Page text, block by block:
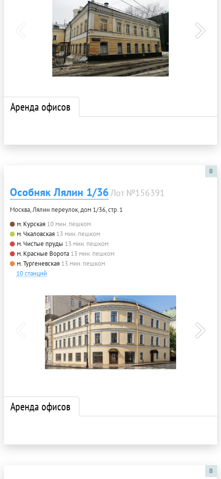
Аренда офисов
B
Особняк Лялин 1/36Лот №156391
Москва, Лялин переулок, дом 1/36, стр. 1
м. Курская 10 мин. пешком
м. Чкаловская 13 мин. пешком
м. Чистые пруды 13 мин. пешком
м. Красные Ворота 13 мин. пешком
м. Тургеневская 13 мин. пешком
10 станций
Аренда офисов
B